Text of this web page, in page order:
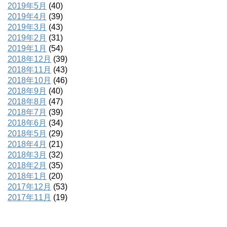
2019年5月 (40)
2019年4月 (39)
2019年3月 (43)
2019年2月 (31)
2019年1月 (54)
2018年12月 (39)
2018年11月 (43)
2018年10月 (46)
2018年9月 (40)
2018年8月 (47)
2018年7月 (39)
2018年6月 (34)
2018年5月 (29)
2018年4月 (21)
2018年3月 (32)
2018年2月 (35)
2018年1月 (20)
2017年12月 (53)
2017年11月 (19)